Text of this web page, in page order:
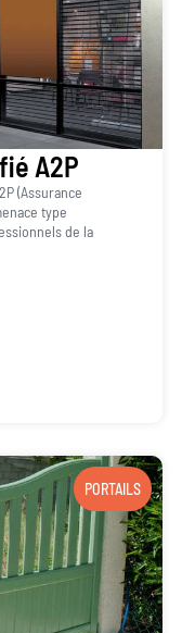
A2P
(Assurance
type
de la
PORTAILS